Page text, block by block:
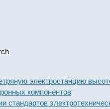
электростанцию высотой в
компонентов
электротехнической